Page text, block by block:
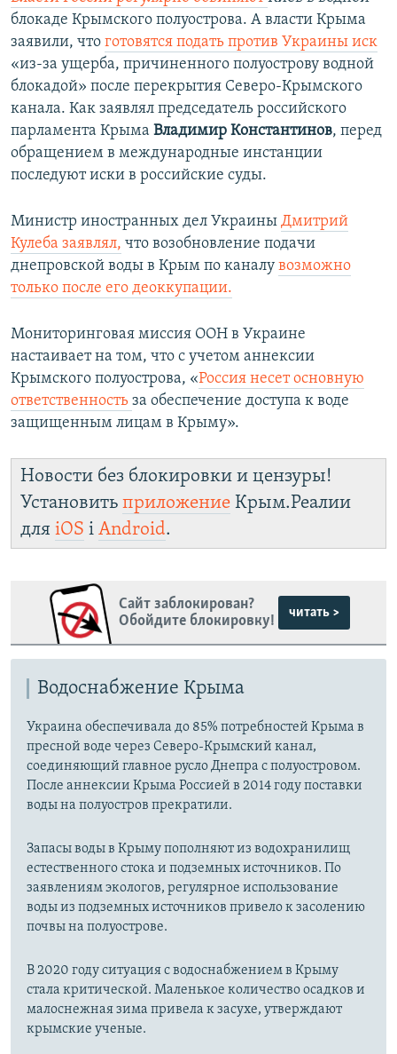
блокаде Крымского полуострова. А власти Крыма
заявили, что готовятся подать против Украины иск
«из-за ущерба, причиненного полуострову водной
блокадой» после перекрытия Северо-Крымского
канала. Как заявлял председатель российского
парламента Крыма Владимир Константинов, перед
обращением в международные инстанции
последуют иски в российские суды.
Министр иностранных дел Украины Дмитрий
Кулеба заявлял, что возобновление подачи
днепровской воды в Крым по каналу возможно
только после его деоккупации.
Мониторинговая миссия ООН в Украине
настаивает на том, что с учетом аннексии
Крымского полуострова, «Россия несет основную
ответственность за обеспечение доступа к воде
защищенным лицам в Крыму».
Новости без блокировки и цензуры!
Установить приложение Крым.Реалии
для iOS і Android.
Сайт заблокирован?
Обойдите блокировку!
читать >
Водоснабжение Крыма
Украина обеспечивала до 85% потребностей Крыма в
пресной воде через Северо-Крымский канал,
соединяющий главное русло Днепра с полуостровом.
После аннексии Крыма Россией в 2014 году поставки
воды на полуостров прекратили.
Запасы воды в Крыму пополняют из водохранилищ
естественного стока и подземных источников. По
заявлениям экологов, регулярное использование
воды из подземных источников привело к засолению
почвы на полуострове.
В 2020 году ситуация с водоснабжением в Крыму
стала критической. Маленькое количество осадков и
малоснежная зима привела к засухе, утверждают
крымские ученые.